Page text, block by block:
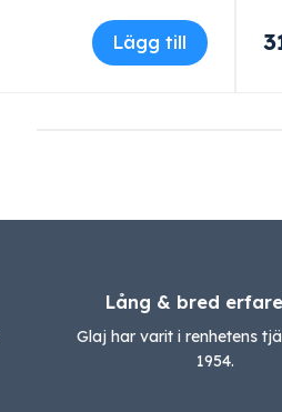
Lägg till
Lång & bred
Glaj har varit i renhetens
1954.